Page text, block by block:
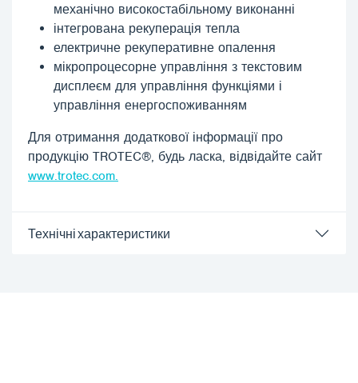
механічно високостабільному виконанні
інтегрована рекуперація тепла
електричне рекуперативне опалення
мікропроцесорне управління з текстовим
дисплеєм для управління функціями і
управління енергоспоживанням
Для отримання додаткової інформації про
продукцію TROTEC®, будь ласка, відвідайте сайт
www.trotec.com.
Технічні характеристики